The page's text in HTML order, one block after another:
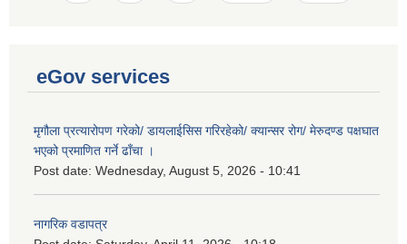
eGov services
मृगौला प्रत्यारोपण गरेको/ डायलाईसिस गरिरहेको/ क्यान्सर रोग/ मेरुदण्ड पक्षघात
भएको प्रमाणित गर्ने ढाँचा ।
Post date: Wednesday, August 5, 2026 - 10:41
नागरिक वडापत्र